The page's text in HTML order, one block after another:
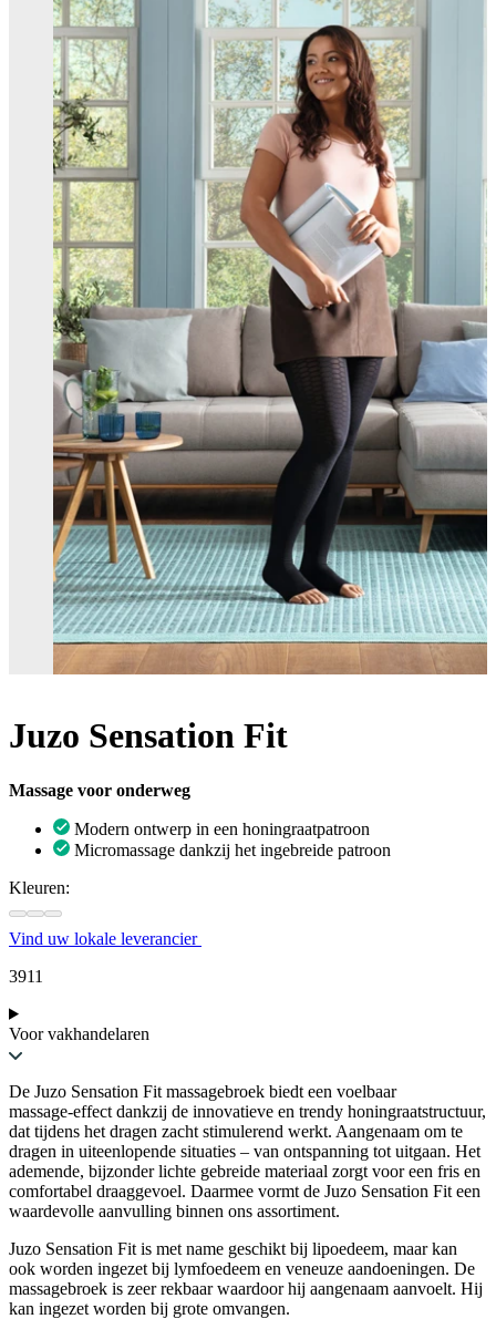
Juzo Sensation Fit
Massage voor onderweg
Modern ontwerp in een honingraatpatroon
Micromassage dankzij het ingebreide patroon
Kleuren:
Vind uw lokale leverancier
3911
Voor vakhandelaren
De Juzo Sensation Fit massagebroek biedt een voelbaar
massage‑effect dankzij de innovatieve en trendy honingraatstructuur,
dat tijdens het dragen zacht stimulerend werkt. Aangenaam om te
dragen in uiteenlopende situaties – van ontspanning tot uitgaan. Het
ademende, bijzonder lichte gebreide materiaal zorgt voor een fris en
comfortabel draaggevoel. Daarmee vormt de Juzo Sensation Fit een
waardevolle aanvulling binnen ons assortiment.
Juzo Sensation Fit is met name geschikt bij lipoedeem, maar kan
ook worden ingezet bij lymfoedeem en veneuze aandoeningen. De
massagebroek is zeer rekbaar waardoor hij aangenaam aanvoelt. Hij
kan ingezet worden bij grote omvangen.